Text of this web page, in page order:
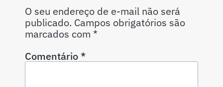
O seu endereço de e-mail não será
publicado. Campos obrigatórios são
marcados com *
Comentário*